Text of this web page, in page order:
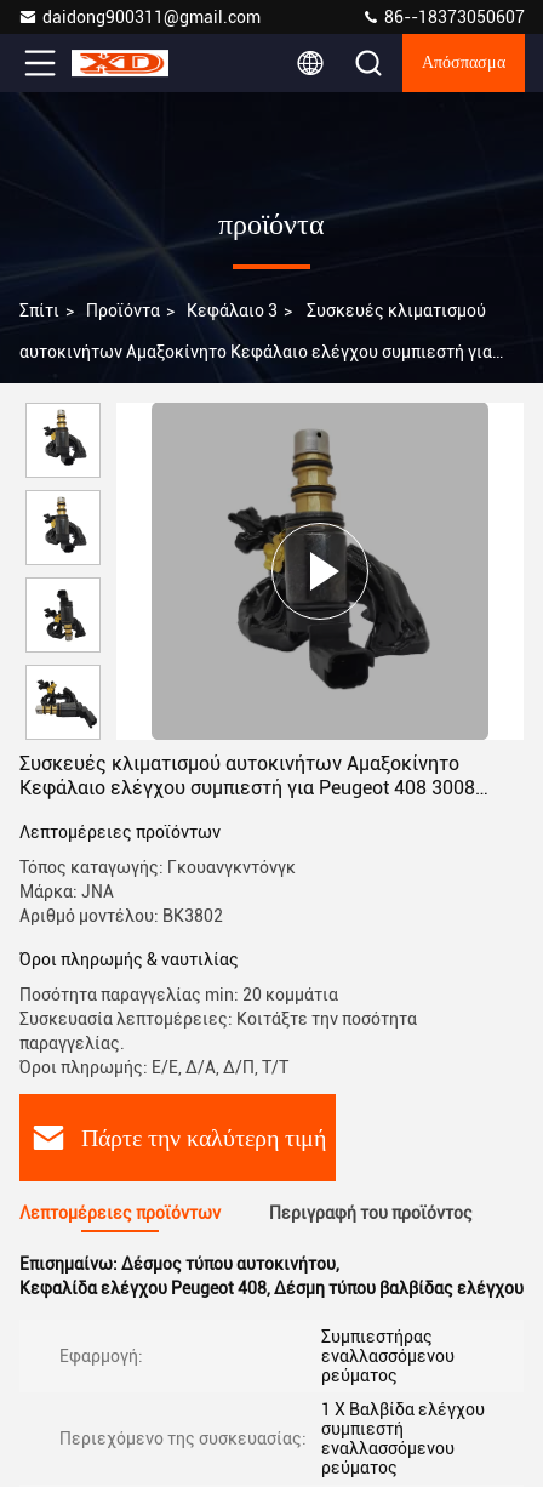
daidong900311@gmail.com 86--18373050607
Απόσπασμα
προϊόντα
Σπίτι > Προϊόντα > Κεφάλαιο 3 > Συσκευές κλιματισμού
αυτοκινήτων Αμαξοκίνητο Κεφάλαιο ελέγχου συμπιεστή για
Συσκευές κλιματισμού αυτοκινήτων Αμαξοκίνητο
Κεφάλαιο ελέγχου συμπιεστή για Peugeot 408 3008
Λεπτομέρειες προϊόντων
Τόπος καταγωγής: Γκουανγκντόνγκ
Μάρκα: JNA
Αριθμό μοντέλου: BK3802
Όροι πληρωμής & ναυτιλίας
Ποσότητα παραγγελίας min: 20 κομμάτια
Συσκευασία λεπτομέρειες: Κοιτάξτε την ποσότητα
παραγγελίας.
Όροι πληρωμής: Ε/Ε, Δ/Α, Δ/Π, Τ/Τ
Πάρτε την καλύτερη τιμή
Λεπτομέρειες προϊόντων Περιγραφή του προϊόντος
Επισημαίνω: Δέσμος τύπου αυτοκινήτου,
Κεφαλίδα ελέγχου Peugeot 408,Δέσμη τύπου βαλβίδας ελέγχου
Εφαρμογή:
Συμπιεστήρας
εναλλασσόμενου
ρεύματος
Περιεχόμενο της συσκευασίας:
1 X Βαλβίδα ελέγχου
συμπιεστή
εναλλασσόμενου
ρεύματος